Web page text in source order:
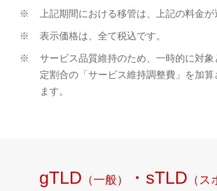
お名前メール
440万枚以上の電子証明書発行実績
SSL証明書
ドメインモニタリング
Domain ResellerProgram
API Integration,Bulk Discount
Contact us
バナー・テキスト広告などの掲載紹
※ 上記期間における移管は、上記の料金
※ 表示価格は、全て税込です。
※
サービス品質維持のため、一時的に対
定割合の「サービス維持調整費」を加
ます。
gTLD （一般） ・sTLD （